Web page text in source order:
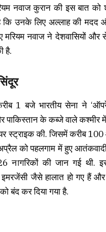
नवाज कुरान की इस बात
कि उनके लिए अल्लाह की मदद
मरियम नवाज ने देशवासियों और
है.
1 बजे भारतीय सेना ने
पाकिस्तान के कब्जे वाले कश्मीर
स्ट्राइक की. जिसमें करीब
अप्रैल को पहलगाम में हुए
नागरिकों की जान गई थी.
इमरजेंसी जैसे हालात हो गए हैं
बंद कर दिया गया है.